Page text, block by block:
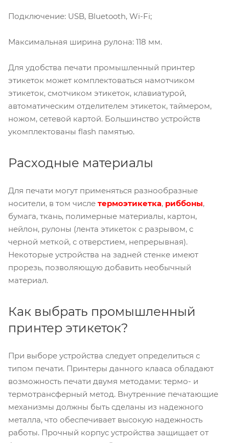
Подключение: USB, Bluetooth, Wi-Fi;
Максимальная ширина рулона: 118 мм.
Для удобства печати промышленный принтер
этикеток может комплектоваться намотчиком
этикеток, смотчиком этикеток, клавиатурой,
автоматическим отделителем этикеток, таймером,
ножом, сетевой картой. Большинство устройств
укомплектованы flash памятью.
Расходные материалы
Для печати могут применяться разнообразные
носители, в том числе термоэтикетка, риббоны,
бумага, ткань, полимерные материалы, картон,
нейлон, рулоны (лента этикеток с разрывом, с
черной меткой, с отверстием, непрерывная).
Некоторые устройства на задней стенке имеют
прорезь, позволяющую добавить необычный
материал.
Как выбрать промышленный
принтер этикеток?
При выборе устройства следует определиться с
типом печати. Принтеры данного клааса обладают
возможность печати двумя методами: термо- и
термотрансферный метод. Внутренние печатающие
механизмы должны быть сделаны из надежного
металла, что обеспечивает высокую надежность
работы. Прочный корпус устройства защищает от